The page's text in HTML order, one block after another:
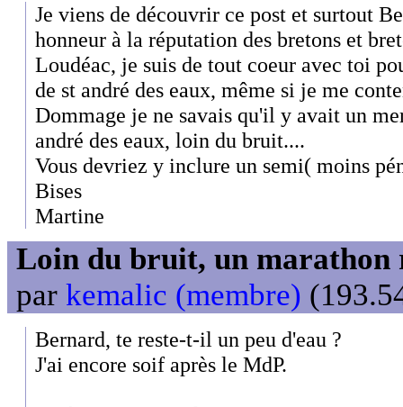
Je viens de découvrir ce post et surtout
honneur à la réputation des bretons et
Loudéac, je suis de tout coeur avec toi
de st andré des eaux, même si je me
Dommage je ne savais qu'il y avait un
andré des eaux, loin du bruit....
Vous devriez y inclure un semi( moins
Bises
Martine
Loin du bruit, un marathon
par kemalic (membre)
Bernard, te reste-t-il un peu d'eau ?
J'ai encore soif après le MdP.